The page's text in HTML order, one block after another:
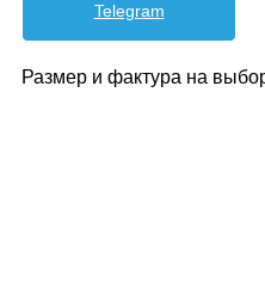
Telegram
Размер и фактура на